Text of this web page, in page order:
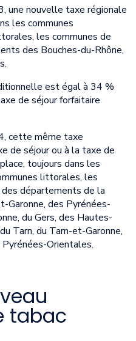
une nouvelle taxe régionale
les communes
les communes de
des Bouches-du-Rhône,
est égal à 34 %
de séjour forfaitaire
cette même taxe
de séjour ou à la taxe de
toujours dans les
littorales, les
départements de la
Garonne, des Pyrénées-
du Gers, des Hautes-
Tarn, du Tarn-et-Garonne,
Orientales.
tabac